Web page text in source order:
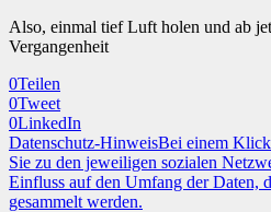
Also, einmal tief Luft holen und ab
Vergangenheit
0Teilen
0Tweet
0LinkedIn
Datenschutz-HinweisBei einem Klick
Sie zu den jeweiligen sozialen
Einfluss auf den Umfang der Daten,
gesammelt werden.